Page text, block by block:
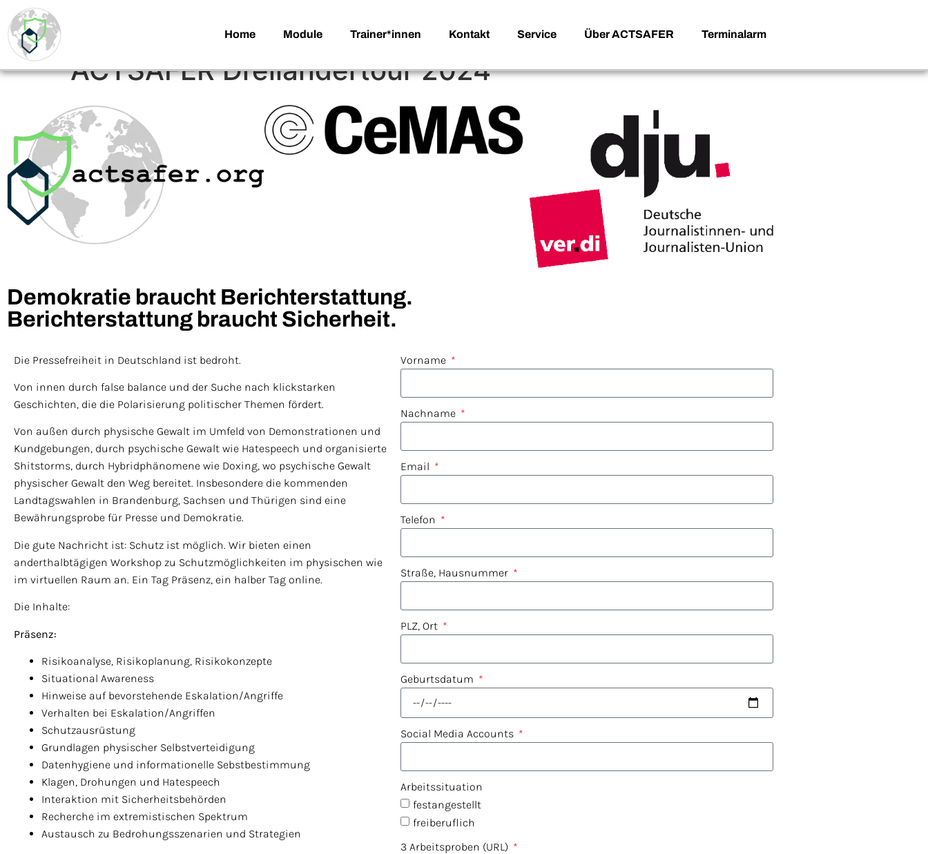
Home Module Trainer*innen Kontakt Service Über ACTSAFER Terminalarm
ACTSAFER Dreiländertour 2024
Demokratie braucht Berichterstattung.
Berichterstattung braucht Sicherheit.
Die Pressefreiheit in Deutschland ist bedroht.
Von innen durch false balance und der Suche nach klickstarken
Geschichten, die die Polarisierung politischer Themen fördert.
Von außen durch physische Gewalt im Umfeld von Demonstrationen und
Kundgebungen, durch psychische Gewalt wie Hatespeech und organisierte
Shitstorms, durch Hybridphänomene wie Doxing, wo psychische Gewalt
physischer Gewalt den Weg bereitet. Insbesondere die kommenden
Landtagswahlen in Brandenburg, Sachsen und Thürigen sind eine
Bewährungsprobe für Presse und Demokratie.
Die gute Nachricht ist: Schutz ist möglich. Wir bieten einen
anderthalbtägigen Workshop zu Schutzmöglichkeiten im physischen wie
im virtuellen Raum an. Ein Tag Präsenz, ein halber Tag online.
Die Inhalte:
Präsenz:
Risikoanalyse, Risikoplanung, Risikokonzepte
Situational Awareness
Hinweise auf bevorstehende Eskalation/Angriffe
Verhalten bei Eskalation/Angriffen
Schutzausrüstung
Grundlagen physischer Selbstverteidigung
Datenhygiene und informationelle Sebstbestimmung
Klagen, Drohungen und Hatespeech
Interaktion mit Sicherheitsbehörden
Recherche im extremistischen Spektrum
Austausch zu Bedrohungsszenarien und Strategien
Vorname
Nachname
Email
Telefon
Straße, Hausnummer
PLZ, Ort
Geburtsdatum
Social Media Accounts
Arbeitssituation
festangestellt
freiberuflich
3 Arbeitsproben (URL)